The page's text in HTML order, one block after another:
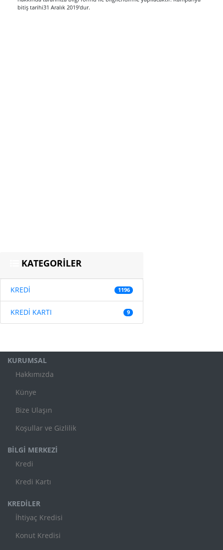
bitiş tarihi31 Aralık 2019'dur.
KATEGORİLER
KREDİ 1196
KREDİ KARTI 9
KURUMSAL
Hakkımızda
Künye
Bize Ulaşın
Koşullar ve Gizlilik
BİLGİ MERKEZİ
Kredi
Kredi Kartı
KREDİLER
İhtiyaç Kredisi
Konut Kredisi